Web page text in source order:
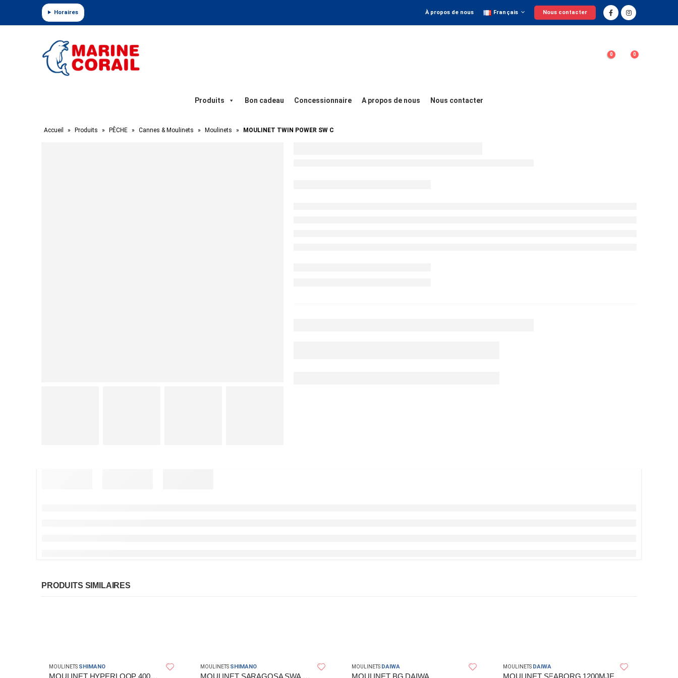
Horaires À propos de nous Français Nous contacter
0 0
Produits Bon cadeau Concessionnaire A propos de nous Nous contacter
Accueil » Produits » PÊCHE » Cannes & Moulinets » Moulinets » MOULINET TWIN POWER SW C
PRODUITS SIMILAIRES
MOULINETS SHIMANO
MOULINET HYPERLOOP 4000FB
MOULINETS SHIMANO
MOULINET SARAGOSA SWA 14000 XG
MOULINETS DAIWA
MOULINET BG DAIWA
MOULINETS DAIWA
MOULINET SEABORG 1200MJE
Panneau de gestion des cookies